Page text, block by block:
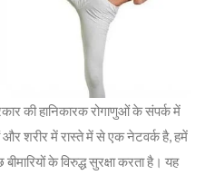
की हानिकारक रोगाणुओं के संपर्क में
और शरीर में रास्ते में से एक नेटवर्क है, हमें
के विरुद्ध सुरक्षा करता है। यह